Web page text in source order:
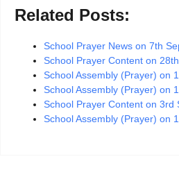
Related Posts:
School Prayer News on 7th
School Prayer Content on
School Assembly (Prayer) on
School Assembly (Prayer) on
School Prayer Content on 3rd
School Assembly (Prayer) on